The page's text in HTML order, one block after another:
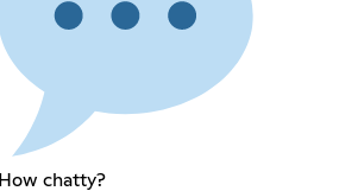
How chatty?